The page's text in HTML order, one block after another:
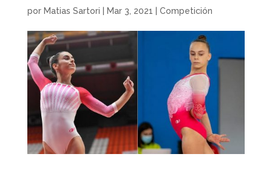
por Matias Sartori Mar 3, 2021 Competición